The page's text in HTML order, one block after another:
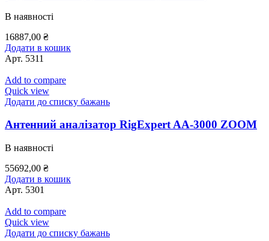
В наявності
16887,00 ₴
Додати в кошик
Арт. 5311
Add to compare
Quick view
Додати до списку бажань
Антенний аналізатор RigExpert AA-3000 ZOOM
В наявності
55692,00 ₴
Додати в кошик
Арт. 5301
Add to compare
Quick view
Додати до списку бажань